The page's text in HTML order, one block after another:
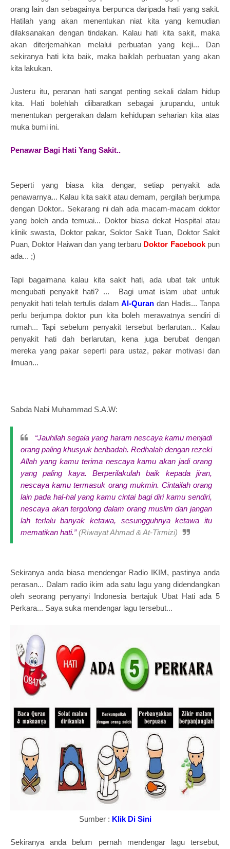
orang lain dan sebagainya berpunca daripada hati yang sakit.
Hatilah yang akan menentukan niat kita yang kemudian
dilaksanakan dengan tindakan. Kalau hati kita sakit, maka
akan diterjemahkan melalui perbuatan yang keji... Dan
sekiranya hati kita baik, maka baiklah perbuatan yang akan
kita lakukan.
Justeru itu, peranan hati sangat penting sekali dalam hidup
kita. Hati bolehlah diibaratkan sebagai jurupandu, untuk
menentukan pergerakan dalam kehidupan seharian kita atas
muka bumi ini.
Penawar Bagi Hati Yang Sakit..
Seperti yang biasa kita dengar, setiap penyakit ada
penawarnya... Kalau kita sakit atau demam, pergilah berjumpa
dengan Doktor.. Sekarang ni dah ada macam-macam doktor
yang boleh anda temuai... Doktor biasa dekat Hospital atau
klinik swasta, Doktor pakar, Soktor Sakit Tuan, Doktor Sakit
Puan, Doktor Haiwan dan yang terbaru Doktor Facebook pun
ada... ;)
Tapi bagaimana kalau kita sakit hati, ada ubat tak untuk
mengubati penyakit hati? ... Bagi umat islam ubat untuk
penyakit hati telah tertulis dalamAl-Qurandan Hadis... Tanpa
perlu berjumpa doktor pun kita boleh merawatnya sendiri di
rumah... Tapi sebelum penyakit tersebut berlarutan... Kalau
penyakit hati dah berlarutan, kena juga berubat dengan
mereka yang pakar seperti para ustaz, pakar motivasi dan
ilmuan...
Sabda Nabi Muhammad S.A.W:
“Jauhilah segala yang haram nescaya kamu menjadi
orang paling khusyuk beribadah. Redhalah dengan rezeki
Allah yang kamu terima nescaya kamu akan jadi orang
yang paling kaya. Berperilakulah baik kepada jiran,
nescaya kamu termasuk orang mukmin. Cintailah orang
lain pada hal-hal yang kamu cintai bagi diri kamu sendiri,
nescaya akan tergolong dalam orang muslim dan jangan
lah terlalu banyak ketawa, sesungguhnya ketawa itu
mematikan hati.”(Riwayat Ahmad & At-Tirmizi)
Sekiranya anda biasa mendengar Radio IKIM, pastinya anda
perasan... Dalam radio ikim ada satu lagu yang didendangkan
oleh seorang penyanyi Indonesia bertajuk Ubat Hati ada 5
Perkara... Saya suka mendengar lagu tersebut...
Sumber : Klik Di Sini
Sekiranya anda belum pernah mendengar lagu tersebut,